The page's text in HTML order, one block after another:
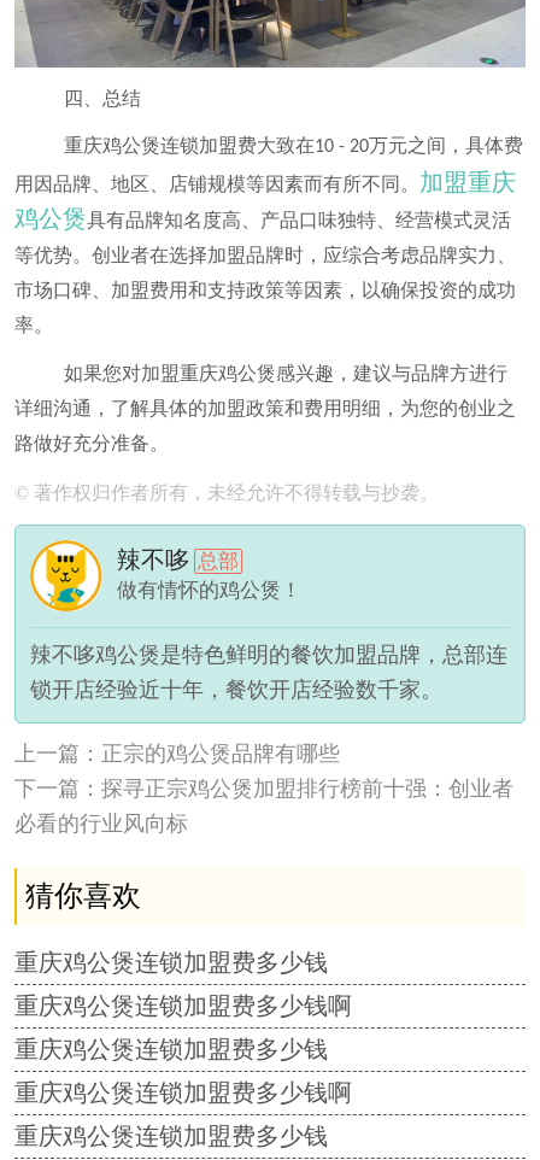
四、总结
重庆鸡公煲连锁加盟费大致在10 - 20万元之间，具体费
用因品牌、地区、店铺规模等因素而有所不同。 加盟重庆
鸡公煲具有品牌知名度高、产品口味独特、经营模式灵活
等优势。创业者在选择加盟品牌时，应综合考虑品牌实力、
市场口碑、加盟费用和支持政策等因素，以确保投资的成功
率。
如果您对加盟重庆鸡公煲感兴趣，建议与品牌方进行
详细沟通，了解具体的加盟政策和费用明细，为您的创业之
路做好充分准备。
© 著作权归作者所有，未经允许不得转载与抄袭。
辣不哆 总部
做有情怀的鸡公煲！
辣不哆鸡公煲是特色鲜明的餐饮加盟品牌，总部连
锁开店经验近十年，餐饮开店经验数千家。
上一篇：正宗的鸡公煲品牌有哪些
下一篇：探寻正宗鸡公煲加盟排行榜前十强：创业者
必看的行业风向标
猜你喜欢
重庆鸡公煲连锁加盟费多少钱
重庆鸡公煲连锁加盟费多少钱啊
重庆鸡公煲连锁加盟费多少钱
重庆鸡公煲连锁加盟费多少钱啊
重庆鸡公煲连锁加盟费多少钱